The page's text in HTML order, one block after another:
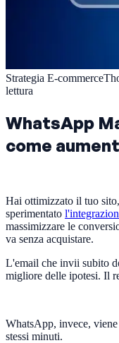
Strategia E-commerce
lettura
WhatsApp
come
Hai ottimizzato il tuo
sperimentato
massimizzare le
va senza acquistare.
L'email che invii subito
migliore delle ipotesi. Il
WhatsApp, invece,
stessi minuti.